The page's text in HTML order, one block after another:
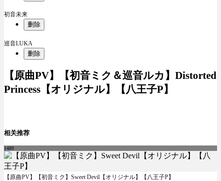
初音未来
删除
巡音LUKA
删除
【原曲PV】【初音ミク＆巡音ルカ】Distorted
Princess【オリジナル】【八王子P】
相关推荐
1489
【原曲PV】【初音ミク】Sweet Devil【オリジナル】【八王子P】